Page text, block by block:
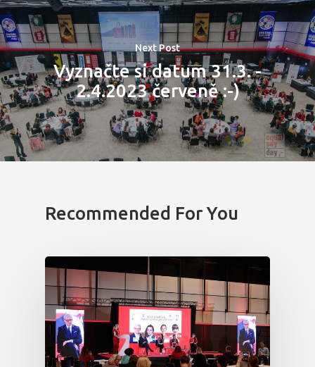
Next Post
Vyznačte si datum 31.3. -
2.4.2023 červeně :-)
Recommended For You